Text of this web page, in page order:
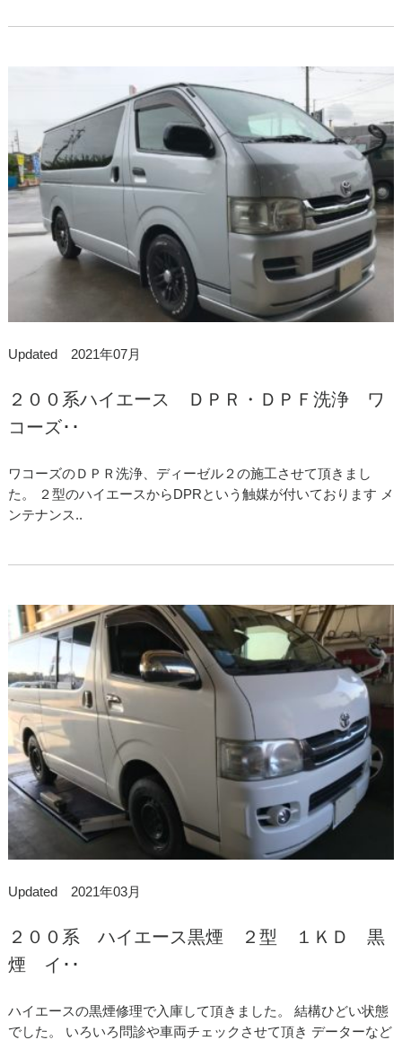
Updated 2021年07月
２００系ハイエース ＤＰＲ・ＤＰＦ洗浄 ワ
コーズ･･
ワコーズのＤＰＲ洗浄、ディーゼル２の施工させて頂きまし
た。 ２型のハイエースからDPRという触媒が付いております メ
ンテナンス..
Updated 2021年03月
２００系 ハイエース黒煙 ２型 １ＫＤ 黒
煙 イ･･
ハイエースの黒煙修理で入庫して頂きました。 結構ひどい状態
でした。 いろいろ問診や車両チェックさせて頂き データーなど